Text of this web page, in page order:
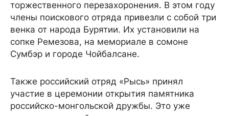
торжественного перезахоронения. В этом году
члены поискового отряда привезли с собой три
венка от народа Бурятии. Их установили на
сопке Ремезова, на мемориале в сомоне
Сумбэр и городе Чойбалсане.
Также российский отряд «Рысь» принял
участие в церемонии открытия памятника
российско-монгольской дружбы. Это уже